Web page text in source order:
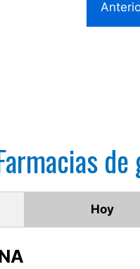
de
Hoy